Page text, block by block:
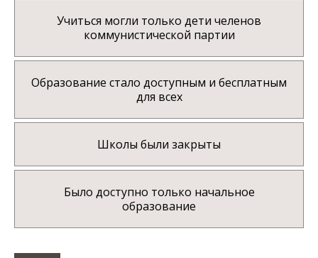
Учиться могли только дети челенов
коммунистической партии
Образование стало доступным и бесплатным
для всех
Школы были закрыты
Было доступно только начальное
образование